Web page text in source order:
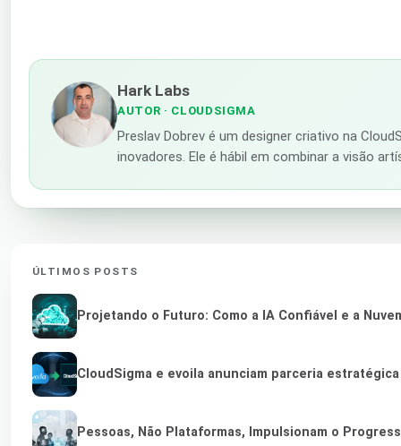
Hark Labs
AUTOR · CLOUDSIGMA
Preslav Dobrev é um designer criativo na
inovadores. Ele é hábil em combinar a visão
ÚLTIMOS POSTS
Projetando o Futuro: Como a IA Confiável e a
CloudSigma e evoila anunciam parceria
Pessoas, Não Plataformas, Impulsionam o